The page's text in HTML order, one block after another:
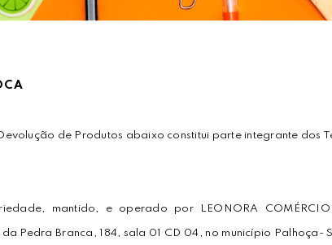
de Produtos abaixo constitui parte integrante dos
mantido, e operado por LEONORA COMÉRCIO
Pedra Branca, 184, sala 01 CD 04, no município Palhoça-